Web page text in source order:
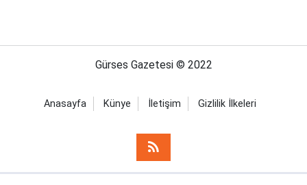
Gürses Gazetesi © 2022
Anasayfa Künye İletişim Gizlilik İlkeleri